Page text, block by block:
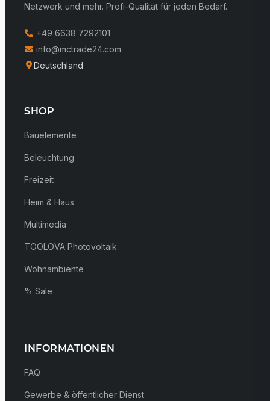
Netzwerk und mehr. Profi-Qualität für jeden Bedarf.
+49 6638 7292101
info@mctrade24.com
Deutschland
SHOP
Bauelemente
Beleuchtung
Freizeit
Heim & Haus
Multimedia
TOOLOVA Photovoltaik
Wohnambiente
% Sale
INFORMATIONEN
FAQ
Gewerbe & öffentlicher Dienst